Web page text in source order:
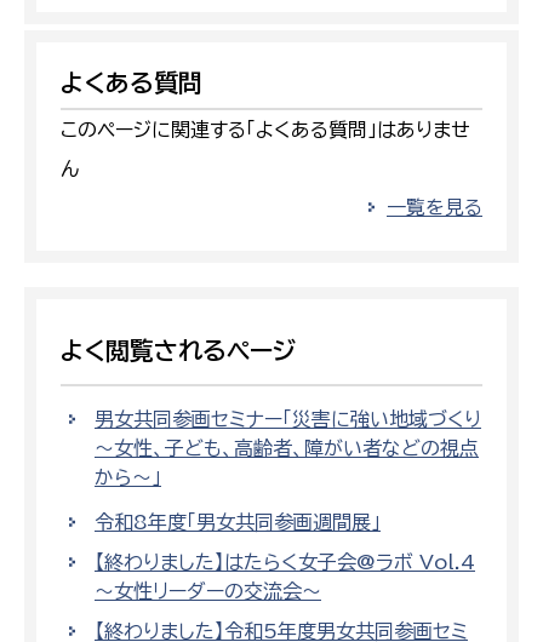
よくある質問
このページに関連する「よくある質問」はありませ
ん
一覧を見る
よく閲覧されるページ
男女共同参画セミナー「災害に強い地域づくり
～女性、子ども、高齢者、障がい者などの視点
から～」
令和8年度「男女共同参画週間展」
【終わりました】はたらく女子会@ラボ Vol.4
～女性リーダーの交流会～
【終わりました】令和5年度男女共同参画セミ